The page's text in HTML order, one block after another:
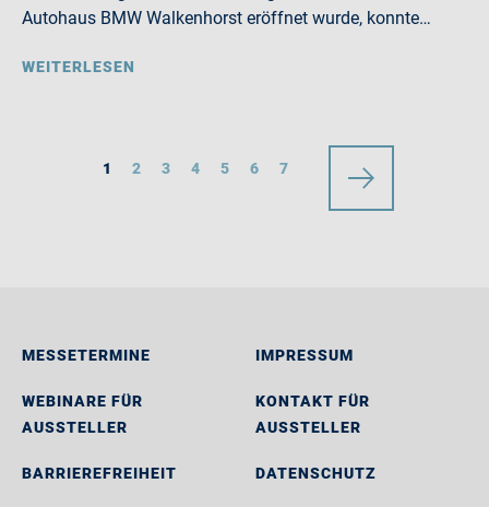
Autohaus BMW Walkenhorst eröffnet wurde, konnte…
WEITERLESEN
1 2 3 4 5 6 7
MESSETERMINE
WEBINARE FÜR
AUSSTELLER
BARRIEREFREIHEIT
IMPRESSUM
KONTAKT FÜR
AUSSTELLER
DATENSCHUTZ